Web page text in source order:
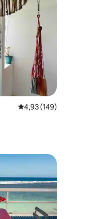
recensies
Gemiddelde
4,93 (149)